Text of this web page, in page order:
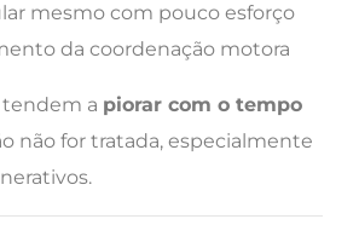
mesmo com pouco esforço
da coordenação motora
tendem a piorar com o tempo
não for tratada, especialmente